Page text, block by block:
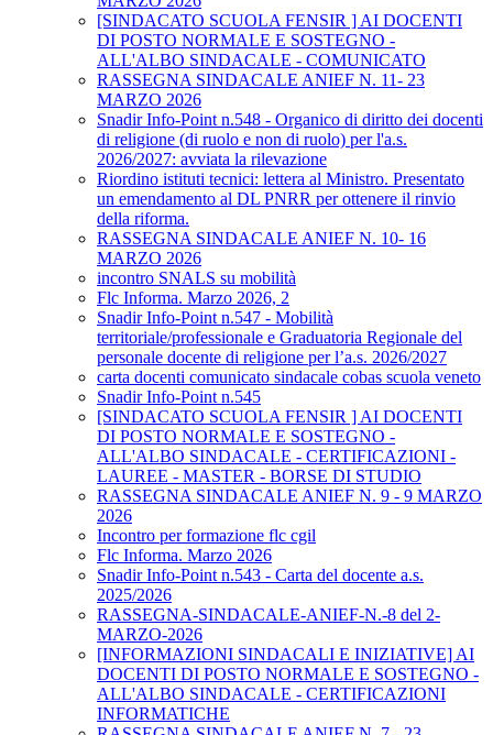
[SINDACATO SCUOLA FENSIR ] AI DOCENTI
DI POSTO NORMALE E SOSTEGNO -
ALL'ALBO SINDACALE - COMUNICATO
RASSEGNA SINDACALE ANIEF N. 11- 23
MARZO 2026
Snadir Info-Point n.548 - Organico di diritto dei docenti
di religione (di ruolo e non di ruolo) per l'a.s.
2026/2027: avviata la rilevazione
Riordino istituti tecnici: lettera al Ministro. Presentato
un emendamento al DL PNRR per ottenere il rinvio
della riforma.
RASSEGNA SINDACALE ANIEF N. 10- 16
MARZO 2026
incontro SNALS su mobilità
Flc Informa. Marzo 2026, 2
Snadir Info-Point n.547 - Mobilità
territoriale/professionale e Graduatoria Regionale del
personale docente di religione per l’a.s. 2026/2027
carta docenti comunicato sindacale cobas scuola veneto
Snadir Info-Point n.545
[SINDACATO SCUOLA FENSIR ] AI DOCENTI
DI POSTO NORMALE E SOSTEGNO -
ALL'ALBO SINDACALE - CERTIFICAZIONI -
LAUREE - MASTER - BORSE DI STUDIO
RASSEGNA SINDACALE ANIEF N. 9 - 9 MARZO
2026
Incontro per formazione flc cgil
Flc Informa. Marzo 2026
Snadir Info-Point n.543 - Carta del docente a.s.
2025/2026
RASSEGNA-SINDACALE-ANIEF-N.-8 del 2-
MARZO-2026
[INFORMAZIONI SINDACALI E INIZIATIVE] AI
DOCENTI DI POSTO NORMALE E SOSTEGNO -
ALL'ALBO SINDACALE - CERTIFICAZIONI
INFORMATICHE